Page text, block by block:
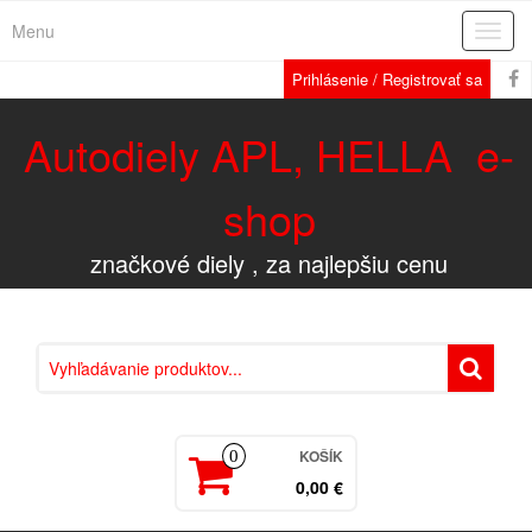
Menu
Prihlásenie / Registrovať sa
Autodiely APL, HELLA e-
shop
značkové diely , za najlepšiu cenu
0 KOŠÍK
0,00 €